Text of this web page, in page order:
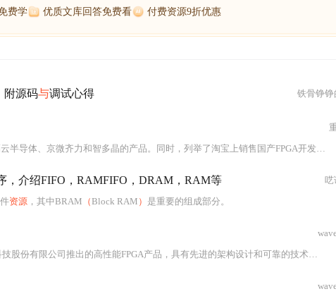
费学 优质文库回答免费看 付费资源9折优惠
附源码与调试心得 铁骨铮铮
京微齐力和智多晶的产品。同时，列举了淘宝上销售国产FPGA开发板的知名店铺，并提供了购买建议，帮助读者根据需求和预算选择合适的开发板。
，介绍FIFO，RAMFIFO，DRAM，RAM等
资源 ，其中BRAM （Block RAM ） 是重要的组成部分。
呓
股份有限公司推出的高性能FPGA产品，具有先进的架构设计和可靠的技术支持。